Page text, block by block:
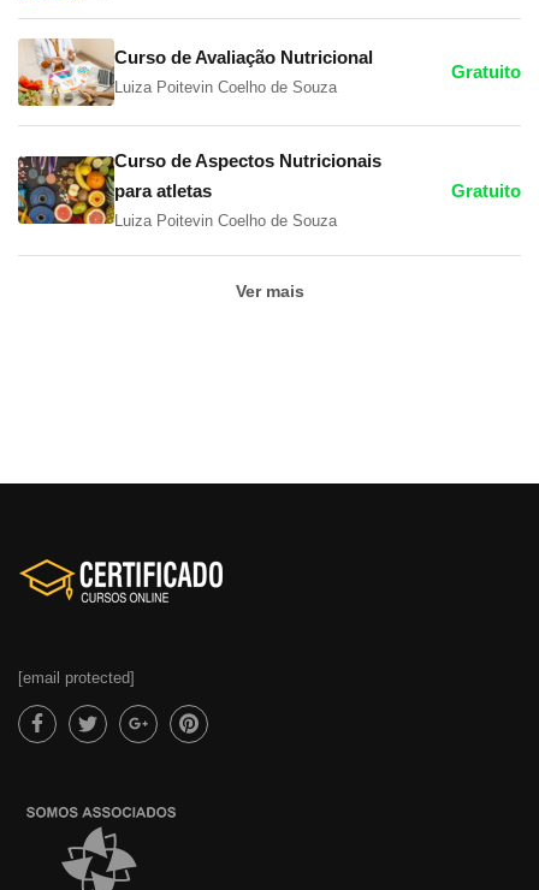
Curso de Avaliação Nutricional
Luiza Poitevin Coelho de Souza
Gratuito
Curso de Aspectos Nutricionais
para atletas
Luiza Poitevin Coelho de Souza
Gratuito
Ver mais
[email protected]